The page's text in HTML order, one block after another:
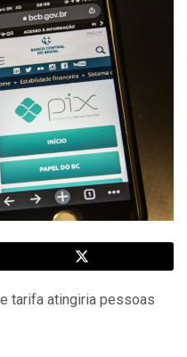
tarifa atingiria pessoas